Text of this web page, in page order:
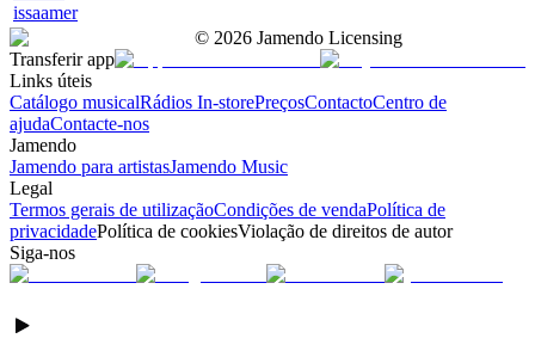
issaamer
© 2026 Jamendo Licensing
Transferir app
Links úteis
Catálogo musicalRádios In-storePreçosContactoCentro de
ajudaContacte-nos
Jamendo
Jamendo para artistasJamendo Music
Legal
Termos gerais de utilizaçãoCondições de vendaPolítica de
privacidadePolítica de cookiesViolação de direitos de autor
Siga-nos